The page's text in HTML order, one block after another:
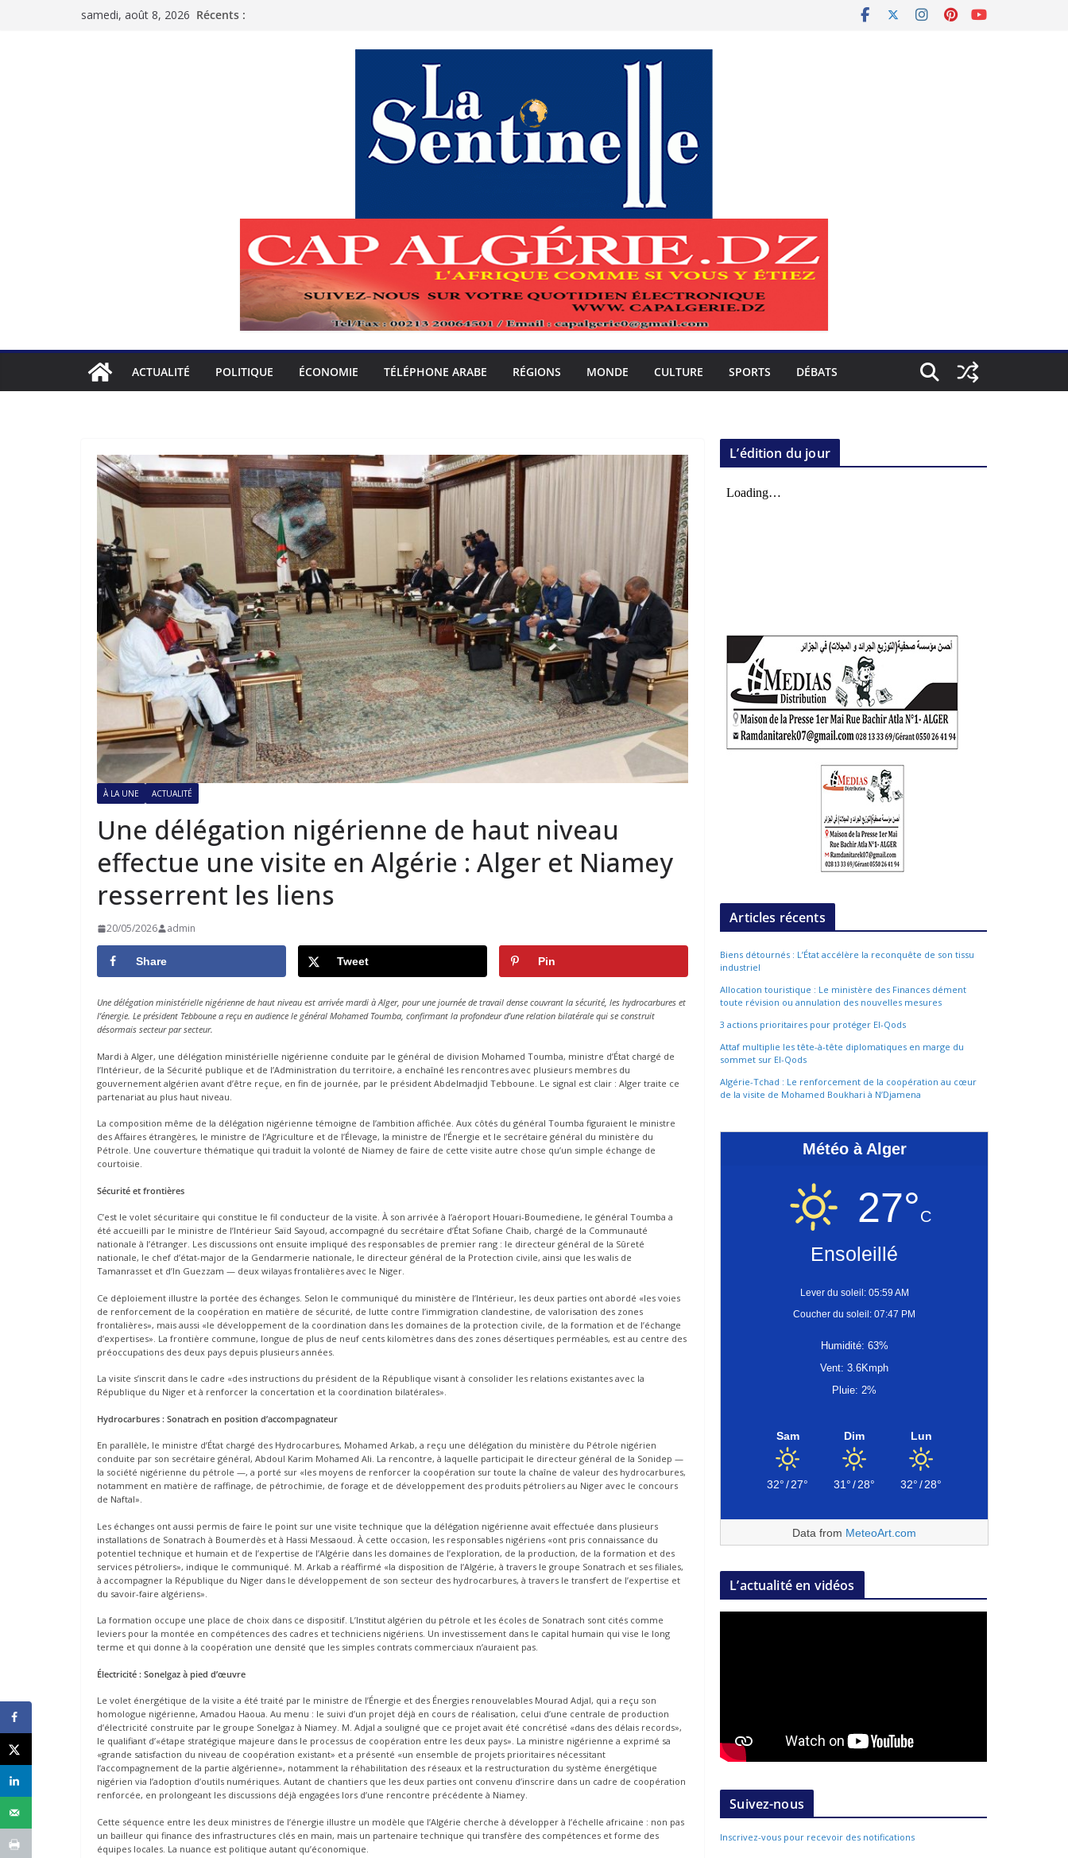
samedi, août 8, 2026 Récents :
ACTUALITÉ POLITIQUE ÉCONOMIE TÉLÉPHONE ARABE RÉGIONS MONDE CULTURE SPORTS DÉBATS
À LA UNE ACTUALITÉ
Une délégation nigérienne de haut niveau
effectue une visite en Algérie : Alger et Niamey
resserrent les liens
20/05/2026 admin
Share Tweet Pin
Une délégation ministérielle nigérienne de haut niveau est arrivée mardi à Alger, pour une journée de travail dense couvrant la sécurité, les hydrocarbures et
l’énergie. Le président Tebboune a reçu en audience le général Mohamed Toumba, confirmant la profondeur d’une relation bilatérale qui se construit
désormais secteur par secteur.
Mardi à Alger, une délégation ministérielle nigérienne conduite par le général de division Mohamed Toumba, ministre d’État chargé de
l’Intérieur, de la Sécurité publique et de l’Administration du territoire, a enchaîné les rencontres avec plusieurs membres du
gouvernement algérien avant d’être reçue, en fin de journée, par le président Abdelmadjid Tebboune. Le signal est clair : Alger traite ce
partenariat au plus haut niveau.
La composition même de la délégation nigérienne témoigne de l’ambition affichée. Aux côtés du général Toumba figuraient le ministre
des Affaires étrangères, le ministre de l’Agriculture et de l’Élevage, la ministre de l’Énergie et le secrétaire général du ministère du
Pétrole. Une couverture thématique qui traduit la volonté de Niamey de faire de cette visite autre chose qu’un simple échange de
courtoisie.
Sécurité et frontières
C’est le volet sécuritaire qui constitue le fil conducteur de la visite. À son arrivée à l’aéroport Houari-Boumediene, le général Toumba a
été accueilli par le ministre de l’Intérieur Saïd Sayoud, accompagné du secrétaire d’État Sofiane Chaib, chargé de la Communauté
nationale à l’étranger. Les discussions ont ensuite impliqué des responsables de premier rang : le directeur général de la Sûreté
nationale, le chef d’état-major de la Gendarmerie nationale, le directeur général de la Protection civile, ainsi que les walis de
Tamanrasset et d’In Guezzam — deux wilayas frontalières avec le Niger.
Ce déploiement illustre la portée des échanges. Selon le communiqué du ministère de l’Intérieur, les deux parties ont abordé «les voies
de renforcement de la coopération en matière de sécurité, de lutte contre l’immigration clandestine, de valorisation des zones
frontalières», mais aussi «le développement de la coordination dans les domaines de la protection civile, de la formation et de l’échange
d’expertises». La frontière commune, longue de plus de neuf cents kilomètres dans des zones désertiques perméables, est au centre des
préoccupations des deux pays depuis plusieurs années.
La visite s’inscrit dans le cadre «des instructions du président de la République visant à consolider les relations existantes avec la
République du Niger et à renforcer la concertation et la coordination bilatérales».
Hydrocarbures : Sonatrach en position d’accompagnateur
En parallèle, le ministre d’État chargé des Hydrocarbures, Mohamed Arkab, a reçu une délégation du ministère du Pétrole nigérien
conduite par son secrétaire général, Abdoul Karim Mohamed Ali. La rencontre, à laquelle participait le directeur général de la Sonidep —
la société nigérienne du pétrole —, a porté sur «les moyens de renforcer la coopération sur toute la chaîne de valeur des hydrocarbures,
notamment en matière de raffinage, de pétrochimie, de forage et de développement des produits pétroliers au Niger avec le concours
de Naftal».
Les échanges ont aussi permis de faire le point sur une visite technique que la délégation nigérienne avait effectuée dans plusieurs
installations de Sonatrach à Boumerdès et à Hassi Messaoud. À cette occasion, les responsables nigériens «ont pris connaissance du
potentiel technique et humain et de l’expertise de l’Algérie dans les domaines de l’exploration, de la production, de la formation et des
services pétroliers», indique le communiqué. M. Arkab a réaffirmé «la disposition de l’Algérie, à travers le groupe Sonatrach et ses filiales,
à accompagner la République du Niger dans le développement de son secteur des hydrocarbures, à travers le transfert de l’expertise et
du savoir-faire algériens».
La formation occupe une place de choix dans ce dispositif. L’Institut algérien du pétrole et les écoles de Sonatrach sont cités comme
leviers pour la montée en compétences des cadres et techniciens nigériens. Un investissement dans le capital humain qui vise le long
terme et qui donne à la coopération une densité que les simples contrats commerciaux n’auraient pas.
Électricité : Sonelgaz à pied d’œuvre
Le volet énergétique de la visite a été traité par le ministre de l’Énergie et des Énergies renouvelables Mourad Adjal, qui a reçu son
homologue nigérienne, Amadou Haoua. Au menu : le suivi d’un projet déjà en cours de réalisation, celui d’une centrale de production
d’électricité construite par le groupe Sonelgaz à Niamey. M. Adjal a souligné que ce projet avait été concrétisé «dans des délais records»,
le qualifiant d’«étape stratégique majeure dans le processus de coopération entre les deux pays». La ministre nigérienne a exprimé sa
«grande satisfaction du niveau de coopération existant» et a présenté «un ensemble de projets prioritaires nécessitant
l’accompagnement de la partie algérienne», notamment la réhabilitation des réseaux et la restructuration du système énergétique
nigérien via l’adoption d’outils numériques. Autant de chantiers que les deux parties ont convenu d’inscrire dans un cadre de coopération
renforcée, en prolongeant les discussions déjà engagées lors d’une rencontre précédente à Niamey.
Cette séquence entre les deux ministres de l’énergie illustre un modèle que l’Algérie cherche à développer à l’échelle africaine : non pas
un bailleur qui finance des infrastructures clés en main, mais un partenaire technique qui transfère des compétences et forme des
équipes locales. La nuance est politique autant qu’économique.
L’édition du jour
Articles récents
Biens détournés : L’État accélère la reconquête de son tissu
industriel
Allocation touristique : Le ministère des Finances dément
toute révision ou annulation des nouvelles mesures
3 actions prioritaires pour protéger El-Qods
Attaf multiplie les tête-à-tête diplomatiques en marge du
sommet sur El-Qods
Algérie-Tchad : Le renforcement de la coopération au cœur
de la visite de Mohamed Boukhari à N’Djamena
Météo à Alger
27°C
Ensoleillé
Lever du soleil: 05:59 AM
Coucher du soleil: 07:47 PM
Humidité: 63%
Vent: 3.6Kmph
Pluie: 2%
Sam
32°/27°
Dim
31°/28°
Lun
32°/28°
Data from MeteoArt.com
L’actualité en vidéos
Suivez-nous
Inscrivez-vous pour recevoir des notifications